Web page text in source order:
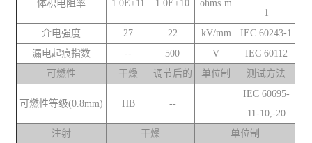
体积电阻率 1.0E+11 1.0E+10
ohms·m
1
介电强度
27 22 kV/mm
IEC 60243-1
漏电起痕指数
-- 500 V
IEC 60112
可燃性
干燥 调节后的 单位制 测试方法
可燃性等级(0.8mm) HB --
IEC 60695-
11-10,-20
注射
干燥
单位制